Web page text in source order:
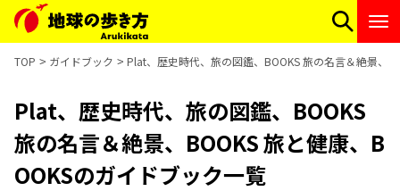
TOP ガイドブック Plat、歴史時代、旅の図鑑、BOOKS 旅の名言＆絶景、
Plat、歴史時代、旅の図鑑、BOOKS
旅の名言＆絶景、BOOKS 旅と健康、B
OOKSのガイドブック一覧